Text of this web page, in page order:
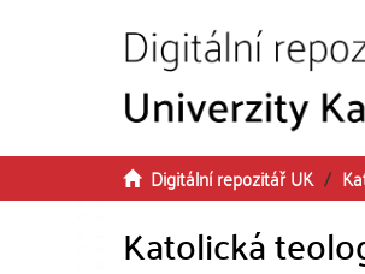
Digitální repozitář UK
Katolická